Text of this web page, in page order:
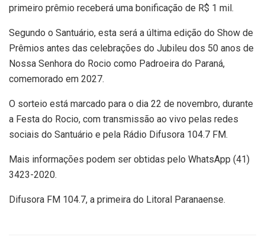
primeiro prêmio receberá uma bonificação de R$ 1 mil.
Segundo o Santuário, esta será a última edição do Show de
Prêmios antes das celebrações do Jubileu dos 50 anos de
Nossa Senhora do Rocio como Padroeira do Paraná,
comemorado em 2027.
O sorteio está marcado para o dia 22 de novembro, durante
a Festa do Rocio, com transmissão ao vivo pelas redes
sociais do Santuário e pela Rádio Difusora 104.7 FM.
Mais informações podem ser obtidas pelo WhatsApp (41)
3423-2020.
Difusora FM 104.7, a primeira do Litoral Paranaense.